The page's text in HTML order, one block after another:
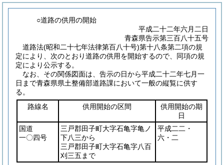
○道路の供用の開始
平成二十二年六月二日
青森県告示第三百八十五号
道路法(昭和二十七年法律第百八十号)第十八条第二項の規
定により、次のとおり道路の供用を開始するので、同項の規
定により公示する。
なお、その関係図面は、告示の日から平成二十二年七月一
日まで青森県県土整備部道路課において一般の縦覧に供す
る。
路線名
供用開始の区間
供用開始の期
日
国道
一〇四号
三戸郡田子町大字石亀字亀ノ
下八三から
三戸郡田子町大字石亀字八百
刈三五まで
平成二二・
六・二